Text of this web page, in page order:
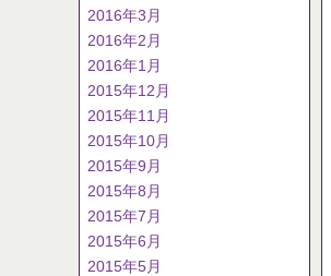
2016年3月
2016年2月
2016年1月
2015年12月
2015年11月
2015年10月
2015年9月
2015年8月
2015年7月
2015年6月
2015年5月